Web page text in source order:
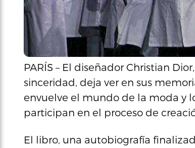
PARÍS – El diseñador Christian
sinceridad, deja ver en sus
envuelve el mundo de la moda y
participan en el proceso de
El libro, una autobiografía